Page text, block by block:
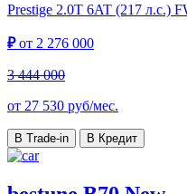
Prestige 2.0T 6AT (217 л.с.)
₽от 2 276 000
3 444 000
от 27 530 руб/мес.
В Trade-in В Кредит